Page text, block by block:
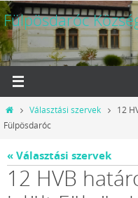
Megszakítás
Fülpösdaróc
OtthonVálasztási szervek
12
Fülpösdaróc
« Választási szervek
12 HVB